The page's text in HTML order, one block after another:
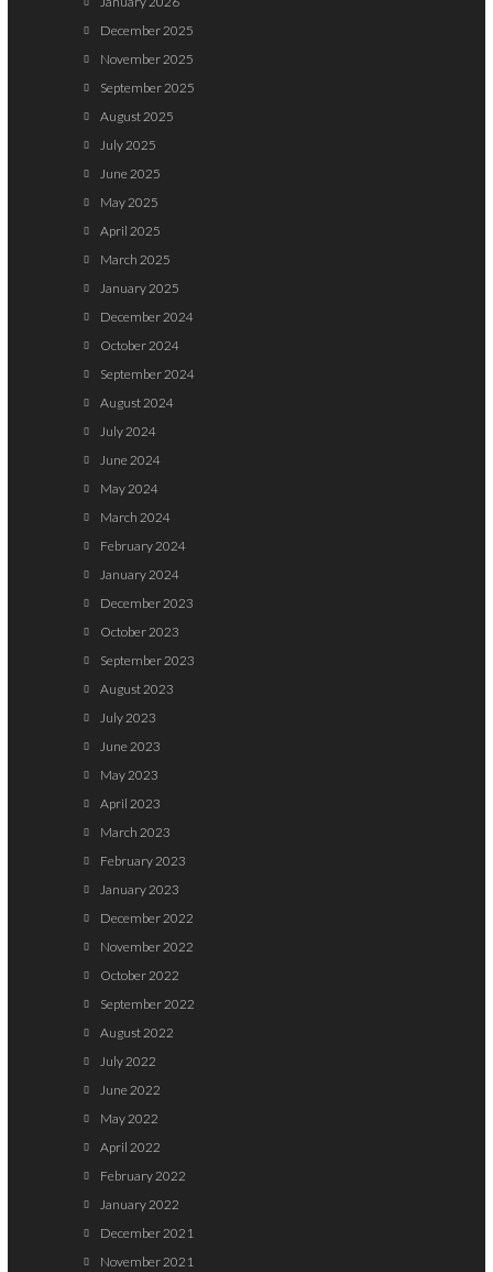
December 2025
November 2025
September 2025
August 2025
July 2025
June 2025
May 2025
April 2025
March 2025
January 2025
December 2024
October 2024
September 2024
August 2024
July 2024
June 2024
May 2024
March 2024
February 2024
January 2024
December 2023
October 2023
September 2023
August 2023
July 2023
June 2023
May 2023
April 2023
March 2023
February 2023
January 2023
December 2022
November 2022
October 2022
September 2022
August 2022
July 2022
June 2022
May 2022
April 2022
February 2022
January 2022
December 2021
November 2021